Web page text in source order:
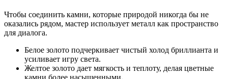
Чтобы соединить камни, которые природой никогда бы не
оказались рядом, мастер использует металл как пространство
для диалога.
Белое золото подчеркивает чистый холод бриллианта и
усиливает игру света.
Желтое золото дает мягкость и теплоту, делая цветные
камни более насыщенными.